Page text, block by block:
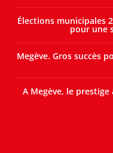
Élections municipales
pour une
Megève. Gros succès
A Megève, le